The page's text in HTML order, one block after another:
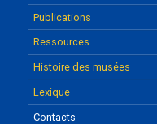
Publications
Ressources
Histoire des musées
Lexique
Contacts